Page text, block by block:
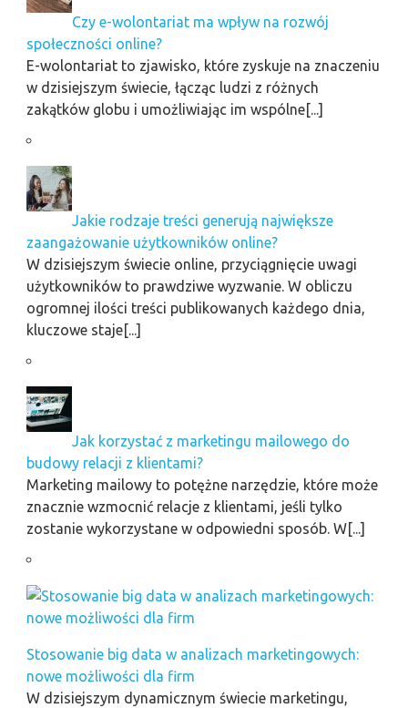
Czy e-wolontariat ma wpływ na rozwój
społeczności online?
E-wolontariat to zjawisko, które zyskuje na znaczeniu
w dzisiejszym świecie, łącząc ludzi z różnych
zakątków globu i umożliwiając im wspólne[...]
Jakie rodzaje treści generują największe
zaangażowanie użytkowników online?
W dzisiejszym świecie online, przyciągnięcie uwagi
użytkowników to prawdziwe wyzwanie. W obliczu
ogromnej ilości treści publikowanych każdego dnia,
kluczowe staje[...]
Jak korzystać z marketingu mailowego do
budowy relacji z klientami?
Marketing mailowy to potężne narzędzie, które może
znacznie wzmocnić relacje z klientami, jeśli tylko
zostanie wykorzystane w odpowiedni sposób. W[...]
Stosowanie big data w analizach marketingowych:
nowe możliwości dla firm
W dzisiejszym dynamicznym świecie marketingu,